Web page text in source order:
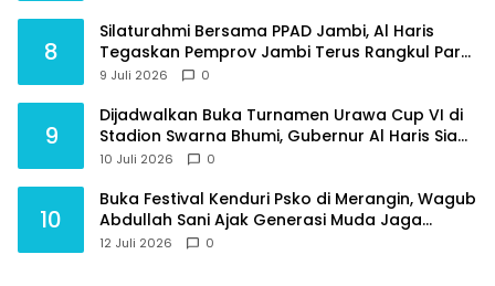
8
Silaturahmi Bersama PPAD Jambi, Al Haris
Tegaskan Pemprov Jambi Terus Rangkul Para
Purnawirawan
9 Juli 2026 0
9
Dijadwalkan Buka Turnamen Urawa Cup VI di
Stadion Swarna Bhumi, Gubernur Al Haris Siap
Berlaga Lawan Tim Urawa
10 Juli 2026 0
10
Buka Festival Kenduri Psko di Merangin, Wagub
Abdullah Sani Ajak Generasi Muda Jaga
Budaya dan Jauhi Narkoba
12 Juli 2026 0